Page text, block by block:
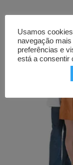
Usamos
navegação
preferências e
está a consentir